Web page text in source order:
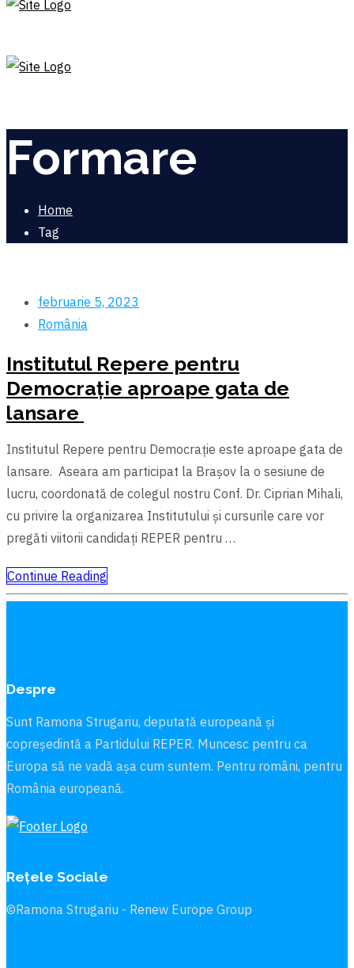
Formare
Home
Tag
februarie 5, 2023
România
Institutul Repere pentru
Democrație aproape gata de
lansare
Institutul Repere pentru Democrație este aproape gata de
lansare. Aseara am participat la Brașov la o sesiune de
lucru, coordonată de colegul nostru Conf. Dr. Ciprian Mihali,
cu privire la organizarea Institutului și cursurile care vor
pregăti viitorii candidați REPER pentru …
Continue Reading
Despre
Sunt Ramona Strugariu, deputată europeană și
copreședintă a Partidului REPER. Muncesc pentru ca
Europa să ne vadă aşa cum suntem. Pentru români, pentru
România europeană.
Rețele Sociale
©Ramona Strugariu - Renew Europe Group